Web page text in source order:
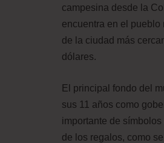
campesina desde la
encuentra en el pueblo
de la ciudad más
dólares.
El principal fondo del
sus 11 años como
importante de
de los regalos, como